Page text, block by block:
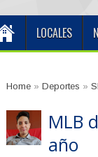
LOCALES
Home» Deportes »
MLB
año